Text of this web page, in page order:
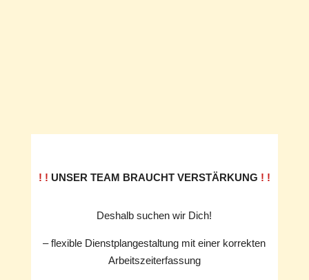
! ! UNSER TEAM BRAUCHT VERSTÄRKUNG ! !
Deshalb suchen wir Dich!
– flexible Dienstplangestaltung mit einer korrekten
Arbeitszeiterfassung